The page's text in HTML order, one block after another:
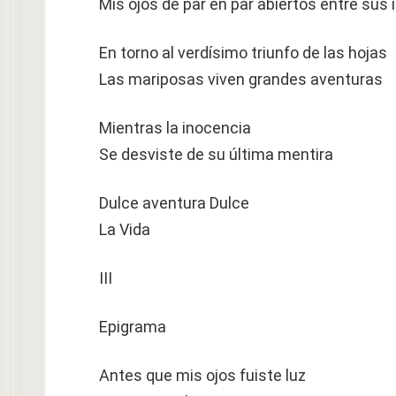
Mis ojos de par en par abiertos entre sus
En torno al verdísimo triunfo de las hojas
Las mariposas viven grandes aventuras
Mientras la inocencia
Se desviste de su última mentira
Dulce aventura Dulce
La Vida
III
Epigrama
Antes que mis ojos fuiste luz